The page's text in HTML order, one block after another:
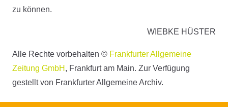
zu können.
WIEBKE HÜSTER
Alle Rechte vorbehalten © Frankfurter Allgemeine
Zeitung GmbH , Frankfurt am Main. Zur Verfügung
gestellt von Frankfurter Allgemeine Archiv.